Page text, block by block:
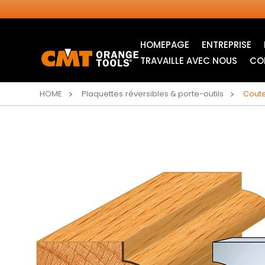
HOMEPAGE ENTREPRISE
LAMES CIRCULAIRES
INDUSTRIELLES
LAMES POUR SCIE
SAUTEUSE
TRAVAILLE AVEC NOUS
HOME Plaquettes réversibles & porte-outils